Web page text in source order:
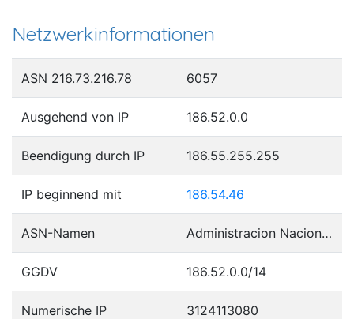
Netzwerkinformationen
ASN 216.73.216.78 6057
Ausgehend von IP 186.52.0.0
Beendigung durch IP 186.55.255.255
IP beginnend mit 186.54.46
ASN-Namen Administracion Nacional de Telecomunicaciones
GGDV 186.52.0.0/14
Numerische IP 3124113080